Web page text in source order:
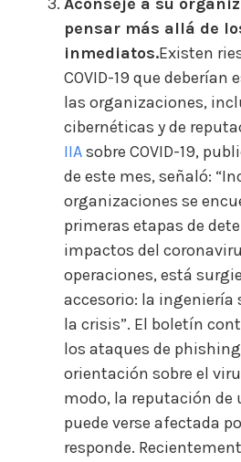
pensar más allá de
inmediatos.Existen
COVID-19 que deberían
las organizaciones,
cibernéticas y de
IIAsobre COVID-19,
de este mes, señaló:
organizaciones se
primeras etapas de
impactos del
operaciones, está
accesorio: la ingeniería
la crisis”. El boletín
los ataques de
orientación sobre el
modo, la reputación de
puede verse afectada
responde.